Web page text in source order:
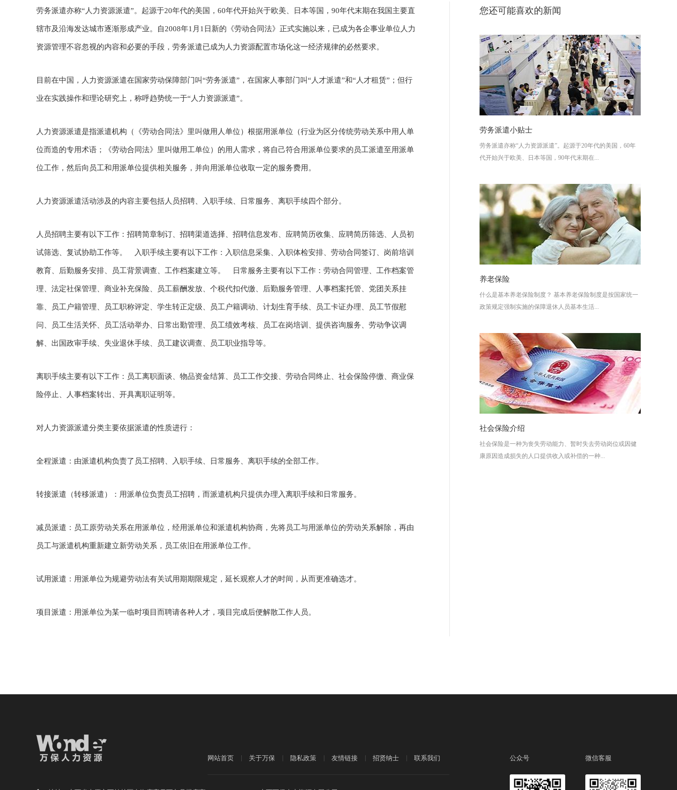
劳务派遣亦称“人力资源派遣”。起源于20年代的美国，60年代开始兴于欧美、日本等国，90年代末期在我国主要直
辖市及沿海发达城市逐渐形成产业。自2008年1月1日新的《劳动合同法》正式实施以来，已成为各企事业单位人力
资源管理不容忽视的内容和必要的手段，劳务派遣已成为人力资源配置市场化这一经济规律的必然要求。
目前在中国，人力资源派遣在国家劳动保障部门叫“劳务派遣”，在国家人事部门叫“人才派遣”和“人才租赁”；但行
业在实践操作和理论研究上，称呼趋势统一于“人力资源派遣”。
人力资源派遣是指派遣机构（《劳动合同法》里叫做用人单位）根据用派单位（行业为区分传统劳动关系中用人单
位而造的专用术语；《劳动合同法》里叫做用工单位）的用人需求，将自己符合用派单位要求的员工派遣至用派单
位工作，然后向员工和用派单位提供相关服务，并向用派单位收取一定的服务费用。
人力资源派遣活动涉及的内容主要包括人员招聘、入职手续、日常服务、离职手续四个部分。
人员招聘主要有以下工作：招聘简章制订、招聘渠道选择、招聘信息发布、应聘简历收集、应聘简历筛选、人员初
试筛选、复试协助工作等。 入职手续主要有以下工作：入职信息采集、入职体检安排、劳动合同签订、岗前培训
教育、后勤服务安排、员工背景调查、工作档案建立等。 日常服务主要有以下工作：劳动合同管理、工作档案管
理、法定社保管理、商业补充保险、员工薪酬发放、个税代扣代缴、后勤服务管理、人事档案托管、党团关系挂
靠、员工户籍管理、员工职称评定、学生转正定级、员工户籍调动、计划生育手续、员工卡证办理、员工节假慰
问、员工生活关怀、员工活动举办、日常出勤管理、员工绩效考核、员工在岗培训、提供咨询服务、劳动争议调
解、出国政审手续、失业退休手续、员工建议调查、员工职业指导等。
离职手续主要有以下工作：员工离职面谈、物品资金结算、员工工作交接、劳动合同终止、社会保险停缴、商业保
险停止、人事档案转出、开具离职证明等。
对人力资源派遣分类主要依据派遣的性质进行：
全程派遣：由派遣机构负责了员工招聘、入职手续、日常服务、离职手续的全部工作。
转接派遣（转移派遣）：用派单位负责员工招聘，而派遣机构只提供办理入离职手续和日常服务。
减员派遣：员工原劳动关系在用派单位，经用派单位和派遣机构协商，先将员工与用派单位的劳动关系解除，再由
员工与派遣机构重新建立新劳动关系，员工依旧在用派单位工作。
试用派遣：用派单位为规避劳动法有关试用期期限规定，延长观察人才的时间，从而更准确选才。
项目派遣：用派单位为某一临时项目而聘请各种人才，项目完成后便解散工作人员。
您还可能喜欢的新闻
劳务派遣小贴士
劳务派遣亦称“人力资源派遣”。起源于20年代的美国，60年
代开始兴于欧美、日本等国，90年代末期在...
养老保险
什么是基本养老保险制度？ 基本养老保险制度是按国家统一
政策规定强制实施的保障退休人员基本生活...
社会保险介绍
社会保险是一种为丧失劳动能力、暂时失去劳动岗位或因健
康原因造成损失的人口提供收入或补偿的一种...
网站首页 关于万保 隐私政策 友情链接 招贤纳士 联系我们 公众号 微信客服